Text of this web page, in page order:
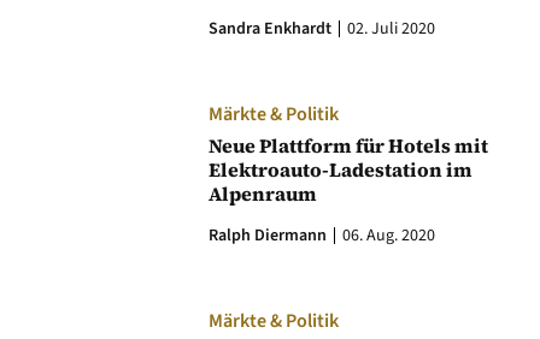
Sandra Enkhardt 02. Juli 2020
Märkte & Politik
Neue Plattform für Hotels mit
Elektroauto-Ladestation im
Alpenraum
Ralph Diermann 06. Aug. 2020
Märkte & Politik